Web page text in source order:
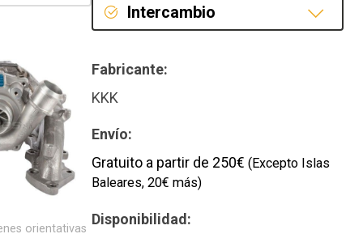
Intercambio
Fabricante:
KKK
Envío:
Gratuito a partir de 250€ (Excepto Islas
Baleares, 20€ más)
Disponibilidad:
orientativas